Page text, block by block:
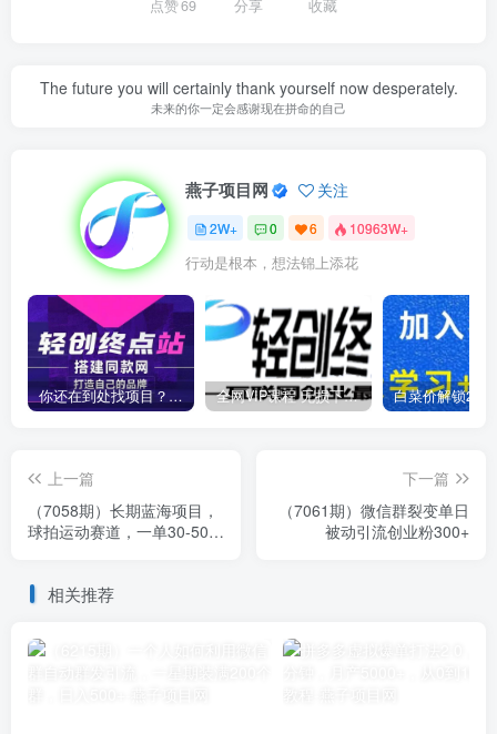
点赞69 分享 收藏
The future you will certainly thank yourself now desperately.
未来的你一定会感谢现在拼命的自己
燕子项目网 关注
2W+ 0 6 10963W+
行动是根本，想法锦上添花
你还在到处找项目？还在当韭菜？我靠卖项目一个月收入5万+，曾经我也是个失败者。 全网VIP课程 无损下载~
上一篇
（7058期）长期蓝海项目，
球拍运动赛道，一单30-50，
下一篇
（7061期）微信群裂变单日
被动引流创业粉300+
相关推荐